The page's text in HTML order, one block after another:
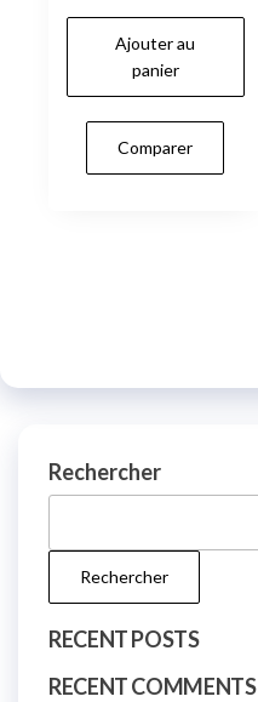
Ajouter au
panier
Comparer
Rechercher
Rechercher
RECENT POSTS
RECENT COMMENTS